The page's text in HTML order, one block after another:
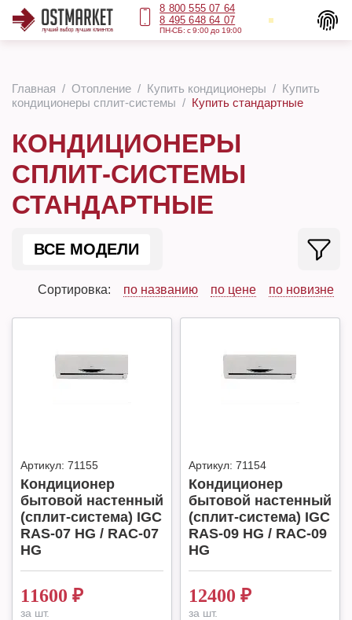
8 800 555 07 64
8 495 648 64 07
ПН-СБ: с 9:00 до 19:00
Главная Отопление Купить кондиционеры
Купить
кондиционеры сплит-системы
Купить стандартные
КОНДИЦИОНЕРЫ
СПЛИТ-СИСТЕМЫ
СТАНДАРТНЫЕ
ВСЕ МОДЕЛИ
Сортировка: по названию по цене по новизне
Артикул: 71155
Кондиционер
бытовой настенный
(сплит-система) IGC
RAS-07 HG / RAC-07
HG
11600 ₽
за шт.
Артикул: 71154
Кондиционер
бытовой настенный
(сплит-система) IGC
RAS-09 HG / RAC-09
HG
12400 ₽
за шт.